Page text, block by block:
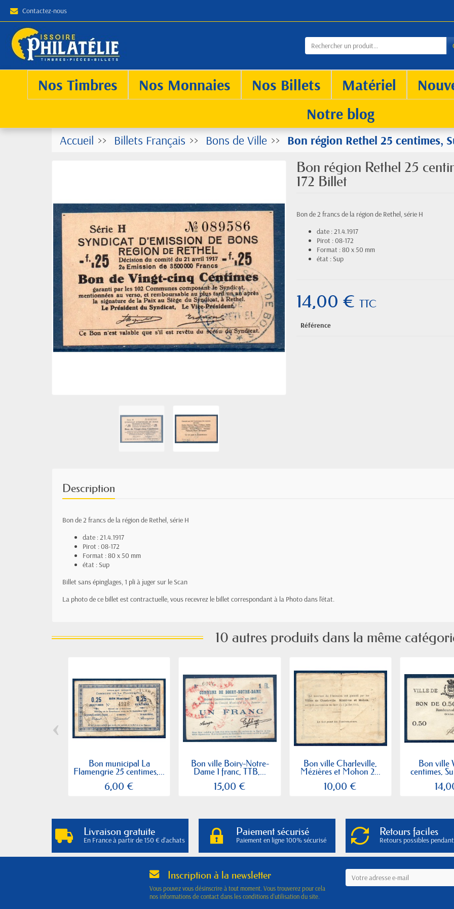
Contactez-nous
Nos Timbres Nos Monnaies Nos Billets Matériel
Notre blog
Accueil Billets Français Bons de Ville Bon région Rethel 25 centimes,
Bon région Rethel 25
172 Billet
Bon de 2 francs de la région de Rethel, série H
date : 21.4.1917
Pirot : 08-172
Format : 80 x 50 mm
état : Sup
14,00 €TTC
Référence
Description
Bon de 2 francs de la région de Rethel, série H
date : 21.4.1917
Pirot : 08-172
Format : 80 x 50 mm
état : Sup
Billet sans épinglages, 1 pli à juger sur le Scan
La photo de ce billet est contractuelle, vous recevrez le billet correspondant à la Photo dans l'état.
10 autres produits dans la même
Bon municipal La
Flamengrie 25 centimes,...
6,00 €
Bon ville Boiry-Notre-
Dame 1 franc, TTB,...
15,00 €
Bon ville Charleville,
Mézières et Mohon 2...
10,00 €
Bon ville
centimes,
‹
Livraison gratuite
En France à partir de 150 € d'achats
Paiement sécurisé
Paiement en ligne 100% sécurisé
Retours faciles
Retours possibles
Inscription à la newsletter
Vous pouvez vous désinscrire à tout moment. Vous trouverez pour cela
nos informations de contact dans les conditions d'utilisation du site.